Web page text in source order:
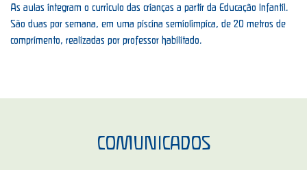
As aulas integram o currículo das crianças a partir da Educação Infantil.
São duas por semana, em uma piscina semiolímpica, de 20 metros de
comprimento, realizadas por professor habilitado.
COMUNICADOS